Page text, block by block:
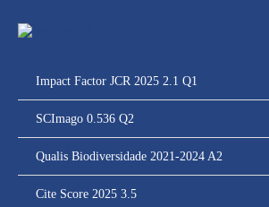
para
Impact Factor JCR 2025 2.1 Q1
SCImago 0.536 Q2
Qualis Biodiversidade 2021-2024 A2
Cite Score 2025 3.5